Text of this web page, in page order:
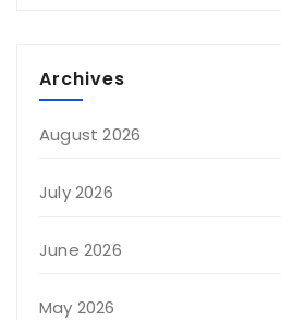
Archives
August 2026
July 2026
June 2026
May 2026